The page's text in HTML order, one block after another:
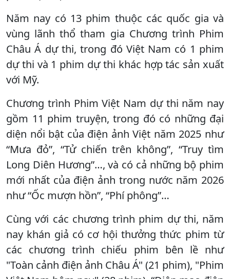
Năm nay có 13 phim thuộc các quốc gia và
vùng lãnh thổ tham gia Chương trình Phim
Châu Á dự thi, trong đó Việt Nam có 1 phim
dự thi và 1 phim dự thi khác hợp tác sản xuất
với Mỹ.
Chương trình Phim Việt Nam dự thi năm nay
gồm 11 phim truyện, trong đó có những đại
diện nổi bật của điện ảnh Việt năm 2025 như
“Mưa đỏ”, “Tử chiến trên không”, “Truy tìm
Long Diên Hương”…, và có cả những bộ phim
mới nhất của điện ảnh trong nước năm 2026
như “Ốc mượn hồn”, “Phí phông”…
Cùng với các chương trình phim dự thi, năm
nay khán giả có cơ hội thưởng thức phim từ
các chương trình chiếu phim bên lề như
"Toàn cảnh điện ảnh Châu Á" (21 phim), "Phim